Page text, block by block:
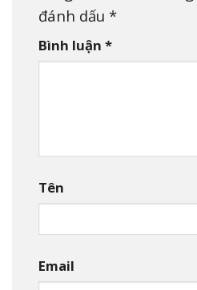
đánh dấu *
Bình luận *
Tên
Email